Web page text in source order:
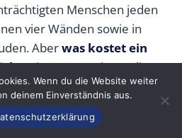
Menschen jeden
vier Wänden sowie in
Aberwas kostet ein
? Wir verraten Ihnen die
unserer Fachpartner je nach
Kosten durch Zuschüsse,
senken können.
Konfigurator
Wenn du die Website weiter
deinem Einverständnis aus.